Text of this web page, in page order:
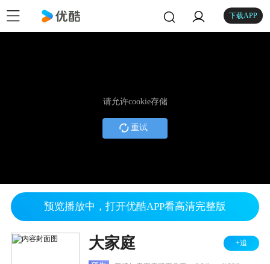
下载APP
请允许cookie存储
重试
预览播放中，打开优酷APP看高清完整版
大家庭 +追